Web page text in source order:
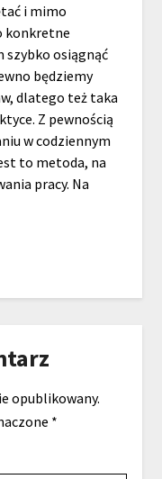
i mimo
konkretne
szybko osiągnąć
będziemy
dlatego też taka
Z pewnością
w codziennym
to metoda, na
pracy. Na
opublikowany.
*